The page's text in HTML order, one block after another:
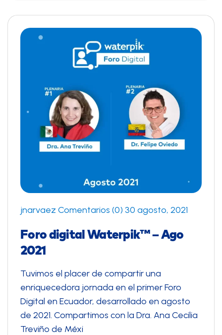
jnarvaez Comentarios (0) 30 agosto, 2021
Foro digital Waterpik™ – Ago
2021
Tuvimos el placer de compartir una
enriquecedora jornada en el primer Foro
Digital en Ecuador, desarrollado en agosto
de 2021. Compartimos con la Dra. Ana Cecilia
Treviño de Méxi